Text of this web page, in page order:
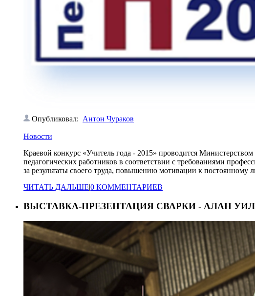
Опубликовал: Антон Чураков
Новости
Краевой конкурс «Учитель года - 2015» проводится
педагогических работников в соответствии с требованиями
за результаты своего труда, повышению мотивации к постоянному
ЧИТАТЬ ДАЛЬШЕ|0 КОММЕНТАРИЕВ
ВЫСТАВКА-ПРЕЗЕНТАЦИЯ СВАРКИ - АЛАН